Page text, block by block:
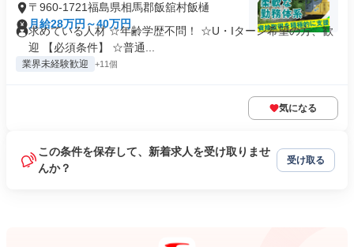
〒960-1721福島県相馬郡飯舘村飯樋
月給28万円～40万円
求めている人材 ☆年齢学歴不問！ ☆U・Iターン希望の方、歓
迎 【必須条件】 ☆普通...
業界未経験歓迎 +11個
気になる
この条件を保存して、新着求人を受け取りませ
んか？
受け取る